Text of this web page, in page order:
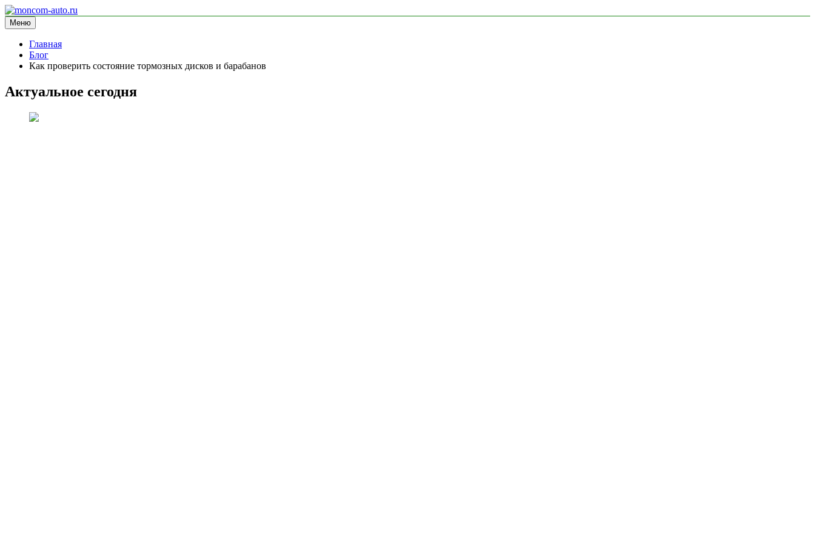
Перейти
к
содержимому
moncom-auto.ru
блог про автомобили
Меню
Главная
Блог
Как проверить состояние тормозных дисков и барабанов
Актуальное сегодня